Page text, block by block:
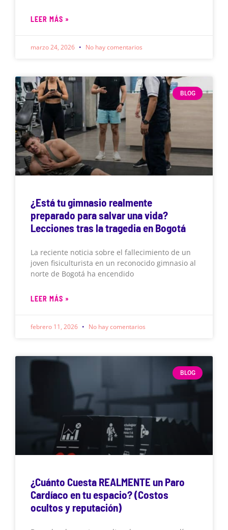
LEER MÁS »
marzo 24, 2026 No hay comentarios
BLOG
¿Está tu gimnasio realmente
preparado para salvar una vida?
Lecciones tras la tragedia en Bogotá
La reciente noticia sobre el fallecimiento de un
joven fisiculturista en un reconocido gimnasio al
norte de Bogotá ha encendido
LEER MÁS »
febrero 11, 2026 No hay comentarios
BLOG
¿Cuánto Cuesta REALMENTE un Paro
Cardíaco en tu espacio? (Costos
ocultos y reputación)